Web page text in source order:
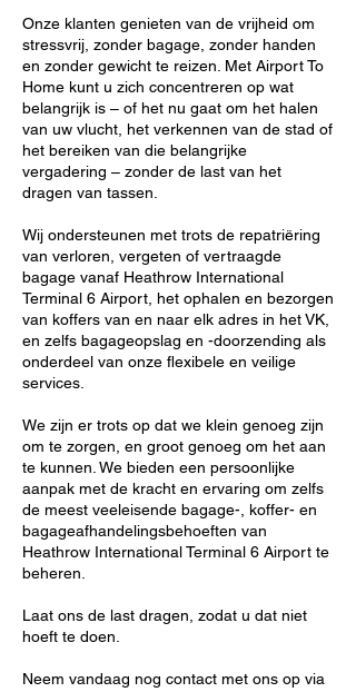
Onze klanten genieten van de vrijheid om
stressvrij, zonder bagage, zonder handen
en zonder gewicht te reizen. Met Airport To
Home kunt u zich concentreren op wat
belangrijk is – of het nu gaat om het halen
van uw vlucht, het verkennen van de stad of
het bereiken van die belangrijke
vergadering – zonder de last van het
dragen van tassen.
Wij ondersteunen met trots de repatriëring
van verloren, vergeten of vertraagde
bagage vanaf Heathrow International
Terminal 6 Airport, het ophalen en bezorgen
van koffers van en naar elk adres in het VK,
en zelfs bagageopslag en -doorzending als
onderdeel van onze flexibele en veilige
services.
We zijn er trots op dat we klein genoeg zijn
om te zorgen, en groot genoeg om het aan
te kunnen. We bieden een persoonlijke
aanpak met de kracht en ervaring om zelfs
de meest veeleisende bagage-, koffer- en
bagageafhandelingsbehoeften van
Heathrow International Terminal 6 Airport te
beheren.
Laat ons de last dragen, zodat u dat niet
hoeft te doen.
Neem vandaag nog contact met ons op via